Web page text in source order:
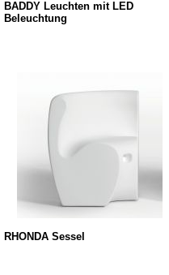
BADDY Leuchten mit LED
Beleuchtung
RHONDA Sessel